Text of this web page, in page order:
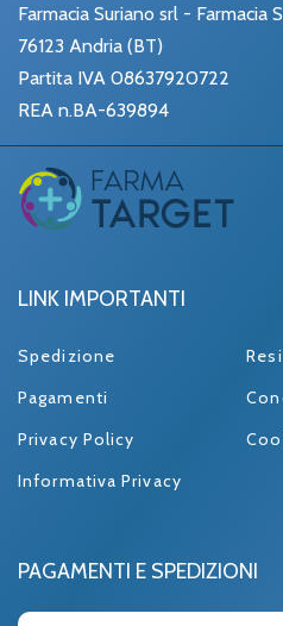
Farmacia Suriano srl - Farmacia
76123 Andria (BT)
Partita IVA 08637920722
REA n.BA-639894
LINK IMPORTANTI
Spedizione
Pagamenti
Privacy Policy
Informativa Privacy
PAGAMENTI E SPEDIZIONI